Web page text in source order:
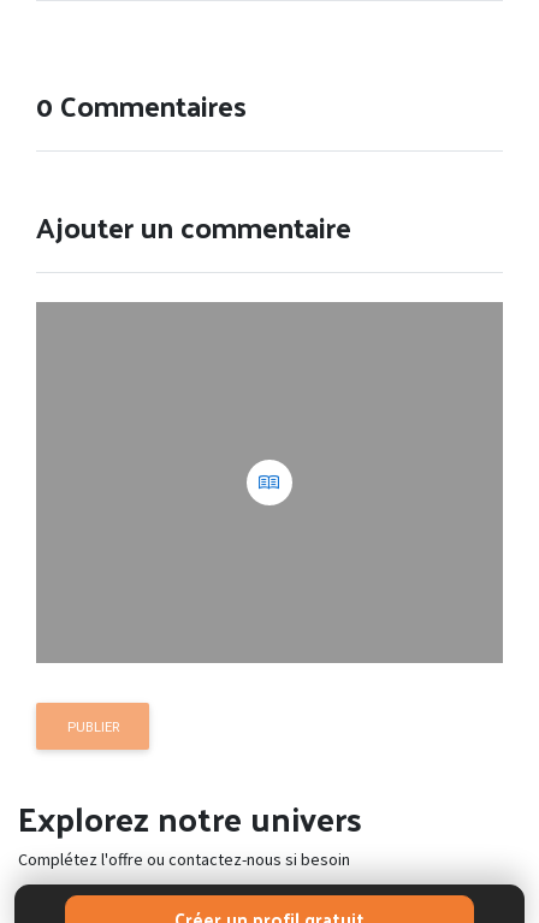
0 Commentaires
Ajouter un commentaire
PUBLIER
Explorez notre univers
Complétez l'offre ou contactez-nous si besoin